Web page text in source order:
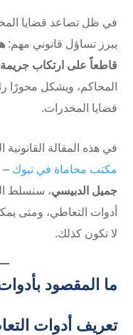
في ظل تصاعد قضايا
يبرز تساؤل قانوني مهم:
قاطعاً على ارتكاب
المحاكم، ويشكل محورًا
قضايا المخدرات.
في هذه المقالة
مكتب محاماة في تبوك –
جميل الدبيسي، سنسلط
أدوات التعاطي، ومتى
لا تكون كذلك.
ما المقصود
تعريف أدوات